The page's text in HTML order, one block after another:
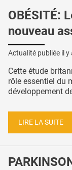
OBÉSITÉ:
nouveau
Actualité publiée il y
Cette étude
rôle essentiel du
développement
LIRE LA SUITE